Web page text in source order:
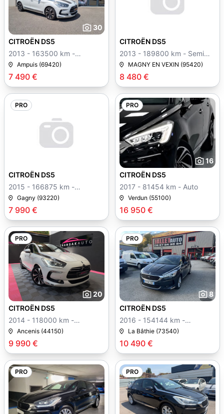
30
7 490 €
CITROËN DS5
2013 - 163500 km -
Manuelle
Ampuis (69420)
8 480 €
CITROËN DS5
2013 - 189800 km - Semi
autoMAGNY EN VEXIN (95420)
PRO
7 990 €
CITROËN DS5
2015 - 166875 km -
Manuelle
Gagny (93220)
PRO
16
16 950 €
CITROËN DS5
2017 - 81454 km - Auto
Verdun (55100)
PRO
20
9 990 €
CITROËN DS5
2014 - 118000 km -
Manuelle
Ancenis (44150)
PRO
8
10 490 €
CITROËN DS5
2016 - 154144 km -
Manuelle
La Bâthie (73540)
PRO PRO